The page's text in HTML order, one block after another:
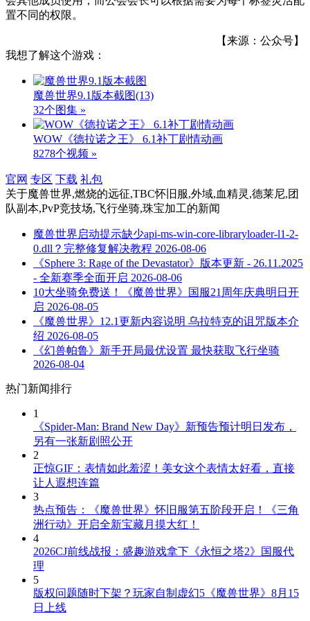
置不同的权限。
【来源：公众号】
我想了解这个游戏：
魔兽世界9.1版本截图(13)
32个图集 »
WOW《德拉诺之王》 6.1补丁剧情动画
8278个视频 »
官网 专区 下载 礼包
关于魔兽世界,燃烧的远征,TBC怀旧服,外域,血精灵,德莱尼,团
队副本,PvP竞技场,飞行坐骑,珠宝加工的新闻
魔兽世界启动提示缺少api-ms-win-core-libraryloader-l1-2-
0.dll？完整修复解决教程 2026-08-06
《Sphere 3: Rage of the Devastator》版本更新 - 26.11.2025
- 全新赛季全面开启 2026-08-06
10大坐骑免费送！《魔兽世界》国服21周年庆典明日开
启 2026-08-05
《魔兽世界》12.1更新内容说明 乌拉特克的诅咒版本介
绍 2026-08-05
《幻兽帕鲁》新手开局最优设置 最快获取飞行坐骑
2026-08-04
热门新闻排行
1
《Spider-Man: Brand New Day》新预告预计明日发布，
另有一张新剧照公开
2
正惊GIF：表情如此羞涩！美女这个表情太好看，直接
让人遐想连篇
3
热点预告：《魔兽世界》怀旧服第五阶段开启！《三角
洲行动》开启全新宝藏月摸大红！
4
2026CJ前线战报：盛趣游戏拿下《永恒之塔2》国服代
理
5
版权问题随时下架？玩家自制虚幻5《魔兽世界》8月15
日上线